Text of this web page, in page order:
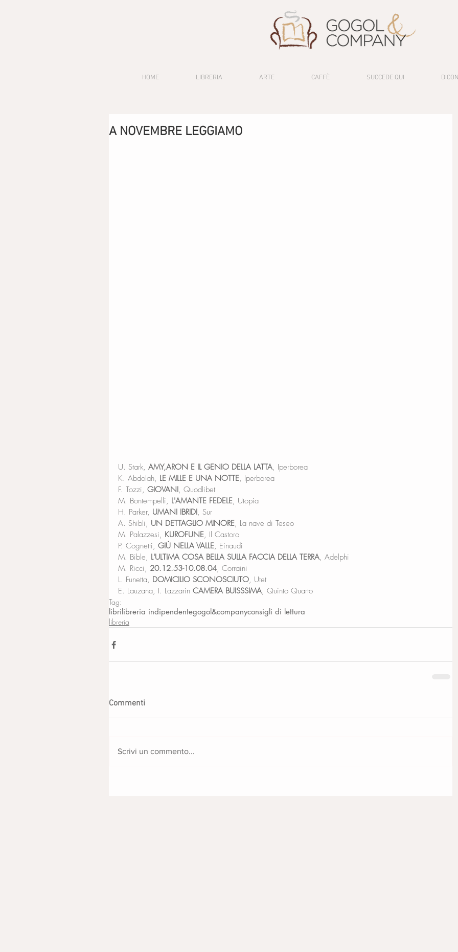
HOME LIBRERIA ARTE CAFFÈ SUCCEDE QUI
A NOVEMBRE LEGGIAMO
U. Stark, AMY,ARON E IL GENIO DELLA LATTA, Iperborea
K. Abdolah, LE MILLE E UNA NOTTE, Iperborea
F. Tozzi, GIOVANI, Quodlibet
M. Bontempelli, L'AMANTE FEDELE, Utopia
H. Parker, UMANI IBRIDI, Sur
A. Shibli, UN DETTAGLIO MINORE, La nave di Teseo
M. Palazzesi, KUROFUNE, Il Castoro
P. Cognetti, GIÚ NELLA VALLE, Einaudi
M. Bible, L'ULTIMA COSA BELLA SULLA FACCIA DELLA TERRA, Adelphi
M. Ricci, 20.12.53-10.08.04, Corraini
L. Funetta, DOMICILIO SCONOSCIUTO, Utet
E. Lauzana, I. Lazzarin CAMERA BUISSSIMA, Quinto Quarto
Tag:
librilibreria indipendentegogol&companyconsigli di lettura
libreria
Commenti
Scrivi un commento...